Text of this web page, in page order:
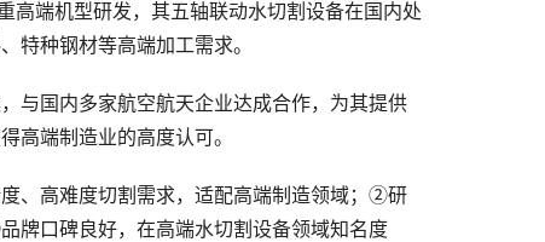
端机型研发，其五轴联动水切割设备在国内处
特种钢材等高端加工需求。
国内多家航空航天企业达成合作，为其提供
高端制造业的高度认可。
高难度切割需求，适配高端制造领域；②研
牌口碑良好，在高端水切割设备领域知名度